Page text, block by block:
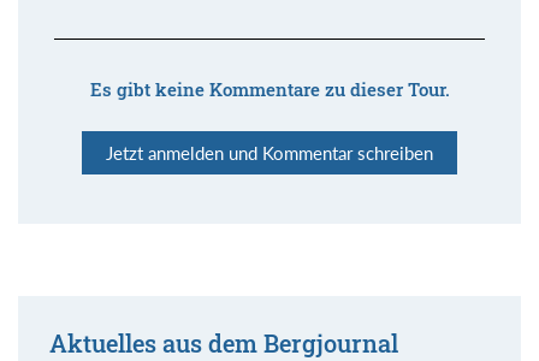
Es gibt keine Kommentare zu dieser Tour.
Jetzt anmelden und Kommentar schreiben
Aktuelles aus dem Bergjournal